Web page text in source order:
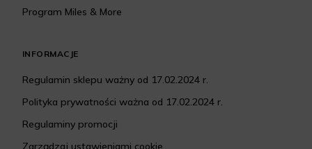
Program Miles & More
INFORMACJE
Regulamin sklepu ważny od 17.02.2024 r.
Polityka prywatności ważna od 17.02.2024 r.
Regulaminy promocji
Zarządzaj ustawieniami cookie